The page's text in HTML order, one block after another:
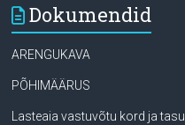
Dokumendid
ARENGUKAVA
PÕHIMÄÄRUS
Lasteaia vastuvõtu kord ja tasu